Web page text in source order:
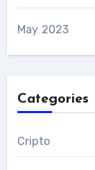
May 2023
Categories
Cripto